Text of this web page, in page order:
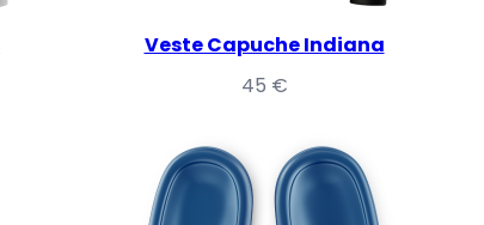
Veste Capuche Indiana
45 €